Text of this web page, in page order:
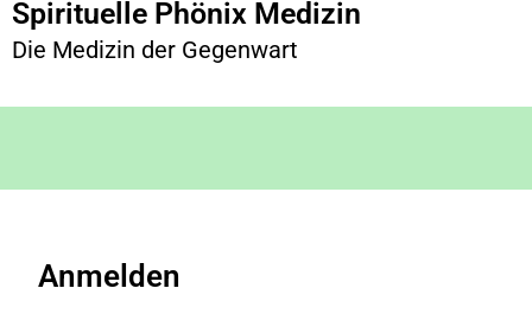
Spirituelle Phönix Medizin
Die Medizin der Gegenwart
Anmelden